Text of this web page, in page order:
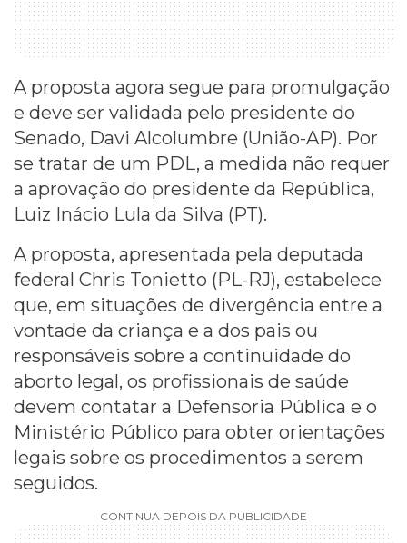
A proposta agora segue para promulgação
e deve ser validada pelo presidente do
Senado, Davi Alcolumbre (União-AP). Por
se tratar de um PDL, a medida não requer
a aprovação do presidente da República,
Luiz Inácio Lula da Silva (PT).
A proposta, apresentada pela deputada
federal Chris Tonietto (PL-RJ), estabelece
que, em situações de divergência entre a
vontade da criança e a dos pais ou
responsáveis sobre a continuidade do
aborto legal, os profissionais de saúde
devem contatar a Defensoria Pública e o
Ministério Público para obter orientações
legais sobre os procedimentos a serem
seguidos.
CONTINUA DEPOIS DA PUBLICIDADE